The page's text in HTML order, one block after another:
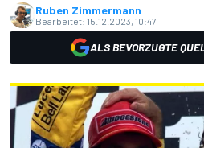
Ruben Zimmermann
Bearbeitet: 15.12.2023, 10:47
ALS BEVORZUGTE